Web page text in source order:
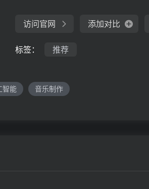
访问官网 添加对比
标签： 推荐
智能 音乐制作